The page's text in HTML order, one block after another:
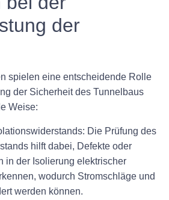
der
spielen eine entscheidende Rolle
der Sicherheit des Tunnelbaus
Weise:
Die Prüfung des
hilft dabei, Defekte oder
in der Isolierung elektrischer
wodurch Stromschläge und
werden können.